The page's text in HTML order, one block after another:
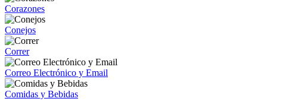
Corazones
Conejos
Correr
Correo Electrónico y Email
Comidas y Bebidas